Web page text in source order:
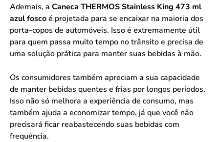
Ademais, a Caneca THERMOS Stainless King 473 ml
azul foscoé projetada para se encaixar na maioria dos
porta-copos de automóveis. Isso é extremamente útil
para quem passa muito tempo no trânsito e precisa de
uma solução prática para manter suas bebidas à mão.
Os consumidores também apreciam a sua capacidade
de manter bebidas quentes e frias por longos períodos.
Isso não só melhora a experiência de consumo, mas
também ajuda a economizar tempo, já que você não
precisará ficar reabastecendo suas bebidas com
frequência.